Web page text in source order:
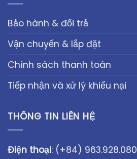
Bảo hành & đổi trả
Vận chuyển & lắp đặt
Chính sách thanh toán
Tiếp nhận và xử lý khiếu nại
THÔNG TIN LIÊN HỆ
Điện thoại: (+84) 963.928.080